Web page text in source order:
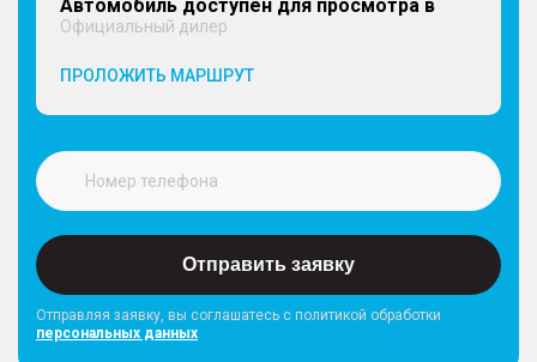
Автомобиль доступен для просмотра в
Официальный дилер
ПРОЛОЖИТЬ МАРШРУТ
Отправить заявку
Отправляя заявку, вы соглашатесь с политикой обработки
персональных данных